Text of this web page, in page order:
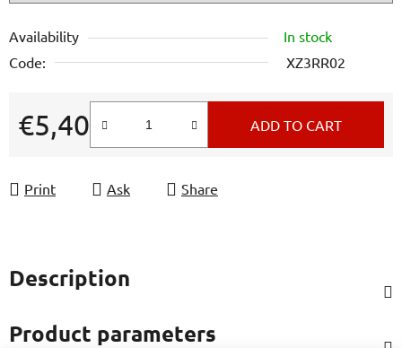
Availability
In stock
Code:
XZ3RR02
€5,40
Measure price:
ADD TO CART
Print Ask Share
Description
Product parameters